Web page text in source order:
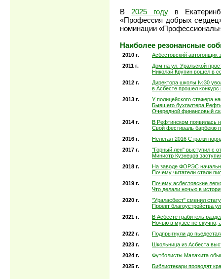
В 2025 году в
«Профессия добрых
номинации
Наиболее резонансные
2010 г.
Асбестовский
2011 г.
Дом на ул. Уральской
Николай Крупин вошел в
2012 г.
Директора школы №30
в Асбесте прошел конкурс
2013 г.
У полицейского стажера
Бывшего бухгалтера
Очередной финансовый
2014 г.
В Рефтинском появилась
Свой фестиваль барбекю
2016 г.
Нелегал-2016 Стражи
2017 г.
"Горный лен" выступил с
Министр Кузнецов
2018 г.
На заводе ФОРЭС
Почему читатели стали
2019 г.
Почему асбестовские
Что делали ночью в
2020 г.
"Ураласбест" сменил
Проект благоустройства
2021 г.
В Асбесте грабитель
Ночью в музее не скучно,
2022 г.
Подпрыгнули до
2023 г.
Школьница из Асбеста
2024 г.
Футболисты Малахита
2025 г.
Библиотекари проводят